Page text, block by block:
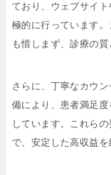
ており、ウェブサイ
極的に行っています
も惜しまず、診療の
さらに、丁寧なカウ
備により、患者満足
しています。これら
で、安定した高収益を